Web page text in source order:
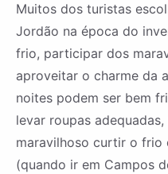
Muitos dos turistas
Jordão na época do
frio, participar dos
aproveitar o charme da
noites podem ser bem
levar roupas
maravilhoso curtir o frio
(quando ir em Campos